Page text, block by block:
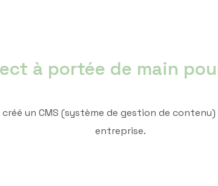
à portée de main
créé un CMS (système de gestion de
entreprise.